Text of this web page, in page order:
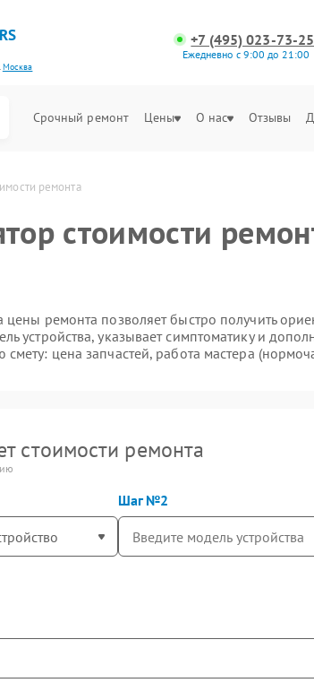
Москва
+7 (495) 023-73-25
Ежедневно с 9:00 до 21:00
Срочный ремонт Цены О нас Отзывы
ремонта
стоимости
цены ремонта позволяет быстро получить
устройства, указывает симптоматику и
смету: цена запчастей, работа мастера
стоимости ремонта
Шаг №2